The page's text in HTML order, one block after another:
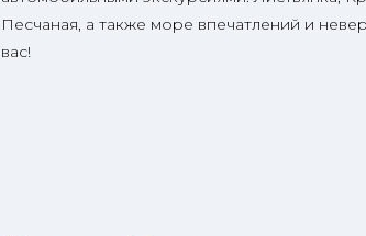
Песчаная, а также море впечатлений и
вас!